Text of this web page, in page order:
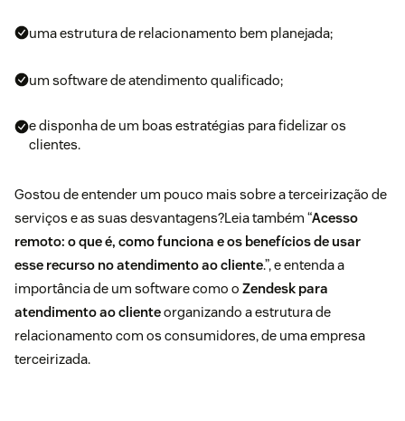
uma estrutura de relacionamento bem planejada;
um software de atendimento qualificado;
e disponha de um boas estratégias para fidelizar os
clientes.
Gostou de entender um pouco mais sobre a terceirização de
serviços e as suas desvantagens?Leia também “Acesso
remoto: o que é, como funciona e os benefícios de usar
esse recurso no atendimento ao cliente.”, e entenda a
importância de um software como o Zendesk para
atendimento ao clienteorganizando a estrutura de
relacionamento com os consumidores, de uma empresa
terceirizada.